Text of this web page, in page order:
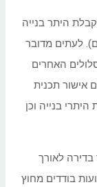
ובדד דורש קבלת היתר בנייה
לעתים מדובר
האחרים
אישור תכנית
בנייה וכן
להתגורר בדירה לאורך
בודדים מחוץ